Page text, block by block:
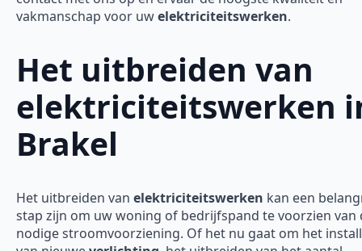
vakmanschap voor uwelektriciteitswerken.
Het uitbreiden van
elektriciteitswerken
Brakel
Het uitbreiden van elektriciteitswerken kan een
stap zijn om uw woning of bedrijfspand te voorzien van
nodige stroomvoorziening. Of het nu gaat om het